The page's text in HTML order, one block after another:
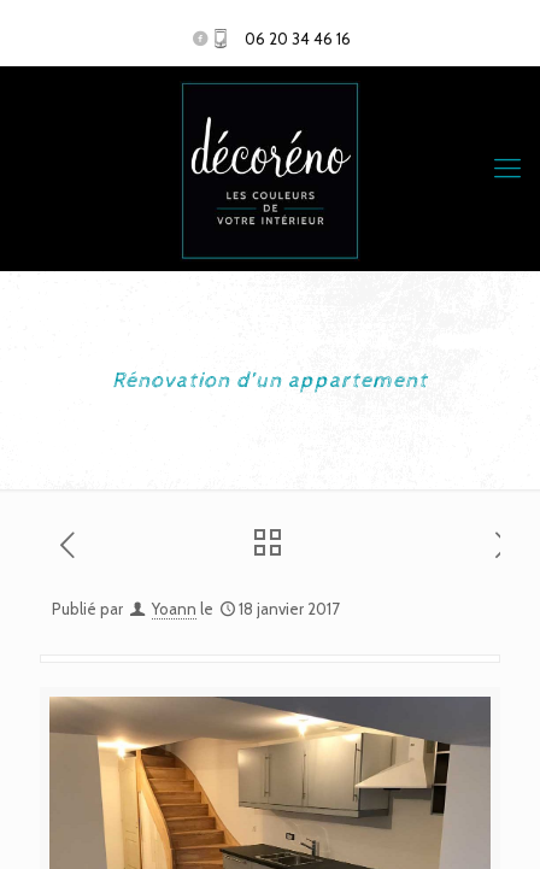
06 20 34 46 16
Rénovation d’un appartement
Publié par Yoann le 18 janvier 2017